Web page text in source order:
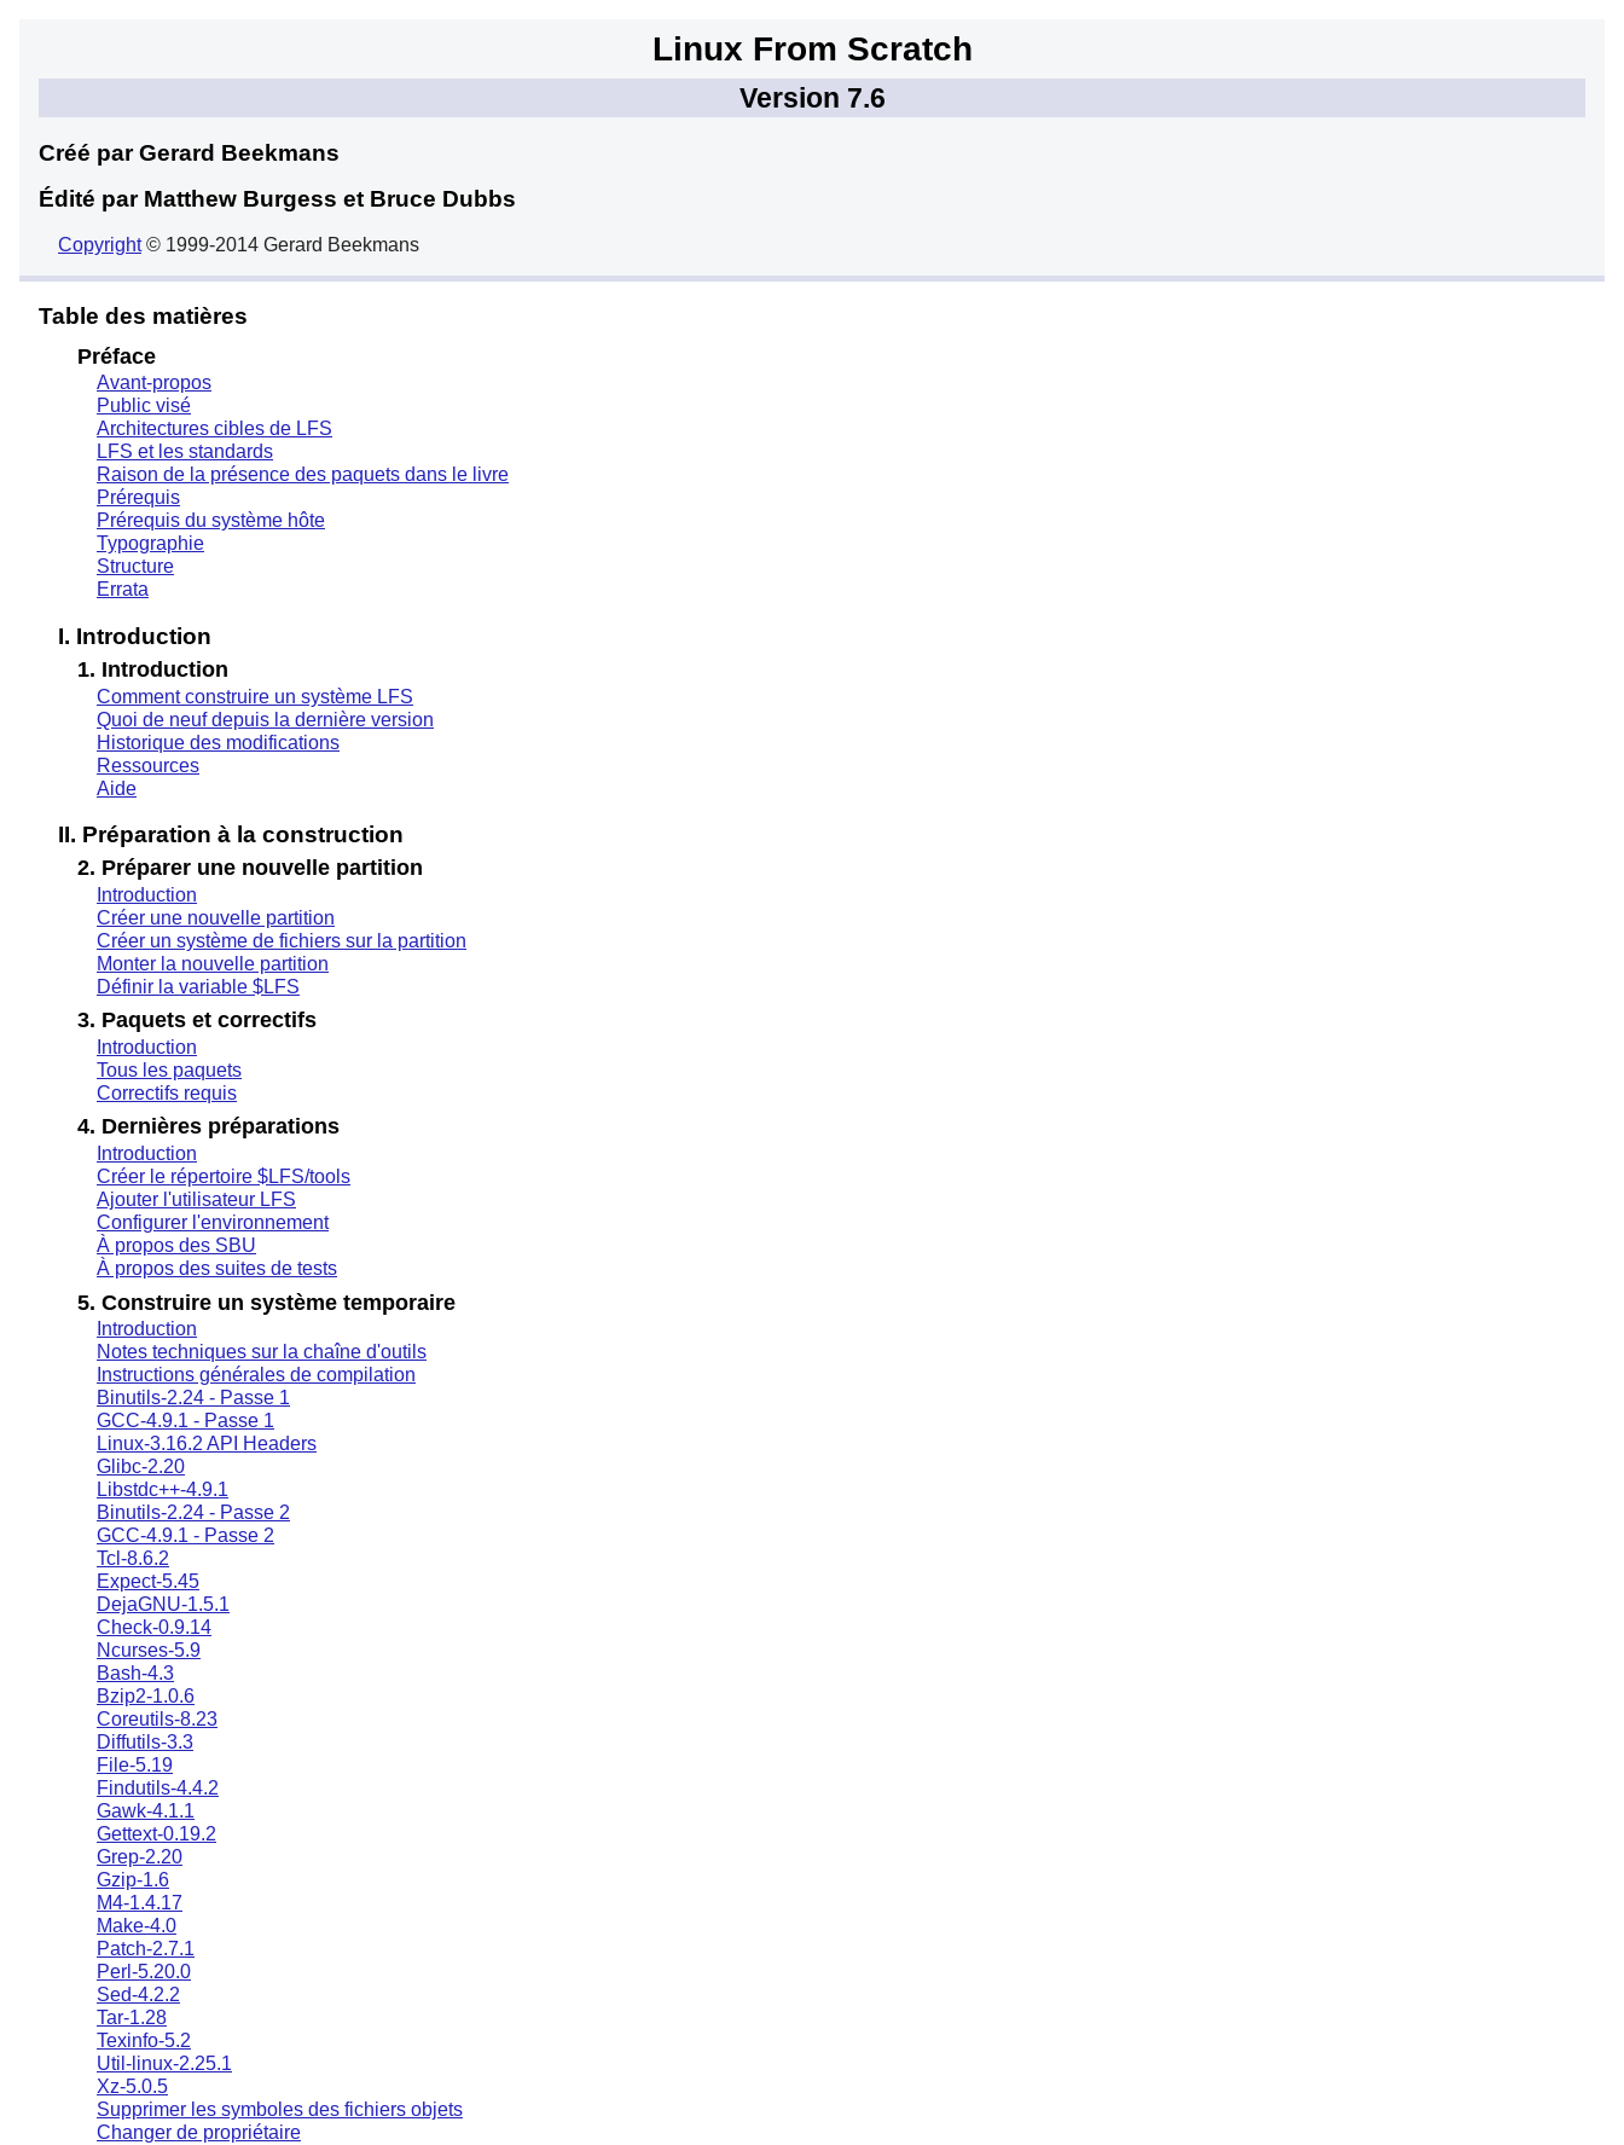
Linux From Scratch
Version 7.6
Créé par Gerard Beekmans
Édité par Matthew Burgess et Bruce Dubbs
Copyright© 1999-2014 Gerard Beekmans
Table des matières
Préface
Avant-propos
Public visé
Architectures cibles de LFS
LFS et les standards
Raison de la présence des paquets dans le livre
Prérequis
Prérequis du système hôte
Typographie
Structure
Errata
I. Introduction
1. Introduction
Comment construire un système LFS
Quoi de neuf depuis la dernière version
Historique des modifications
Ressources
Aide
II. Préparation à la construction
2. Préparer une nouvelle partition
Introduction
Créer une nouvelle partition
Créer un système de fichiers sur la partition
Monter la nouvelle partition
Définir la variable $LFS
3. Paquets et correctifs
Introduction
Tous les paquets
Correctifs requis
4. Dernières préparations
Introduction
Créer le répertoire $LFS/tools
Ajouter l'utilisateur LFS
Configurer l'environnement
À propos des SBU
À propos des suites de tests
5. Construire un système temporaire
Introduction
Notes techniques sur la chaîne d'outils
Instructions générales de compilation
Binutils-2.24 - Passe 1
GCC-4.9.1 - Passe 1
Linux-3.16.2 API Headers
Glibc-2.20
Libstdc++-4.9.1
Binutils-2.24 - Passe 2
GCC-4.9.1 - Passe 2
Tcl-8.6.2
Expect-5.45
DejaGNU-1.5.1
Check-0.9.14
Ncurses-5.9
Bash-4.3
Bzip2-1.0.6
Coreutils-8.23
Diffutils-3.3
File-5.19
Findutils-4.4.2
Gawk-4.1.1
Gettext-0.19.2
Grep-2.20
Gzip-1.6
M4-1.4.17
Make-4.0
Patch-2.7.1
Perl-5.20.0
Sed-4.2.2
Tar-1.28
Texinfo-5.2
Util-linux-2.25.1
Xz-5.0.5
Supprimer les symboles des fichiers objets
Changer de propriétaire